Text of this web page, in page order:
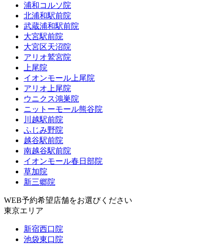
浦和コルソ院
北浦和駅前院
武蔵浦和駅前院
大宮駅前院
大宮区天沼院
アリオ鷲宮院
上尾院
イオンモール上尾院
アリオ上尾院
ウニクス鴻巣院
ニットーモール熊谷院
川越駅前院
ふじみ野院
越谷駅前院
南越谷駅前院
イオンモール春日部院
草加院
新三郷院
WEB予約希望店舗をお選びください
東京エリア
新宿西口院
池袋東口院